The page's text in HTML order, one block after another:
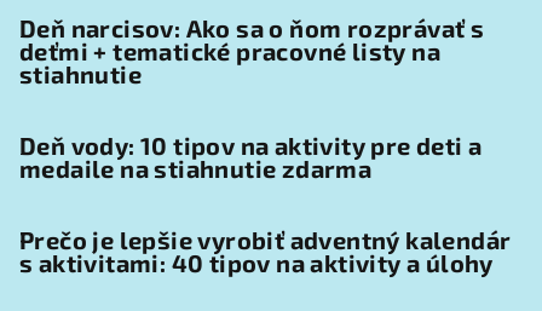
Deň narcisov: Ako sa o ňom rozprávať s
deťmi + tematické pracovné listy na
stiahnutie
Deň vody: 10 tipov na aktivity pre deti a
medaile na stiahnutie zdarma
Prečo je lepšie vyrobiť adventný kalendár
s aktivitami: 40 tipov na aktivity a úlohy